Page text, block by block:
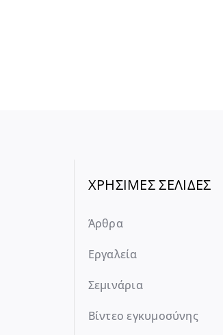
ΧΡΗΣΙΜΕΣ ΣΕΛΙΔΕΣ
Άρθρα
Εργαλεία
Σεμινάρια
Βίντεο εγκυμοσύνης